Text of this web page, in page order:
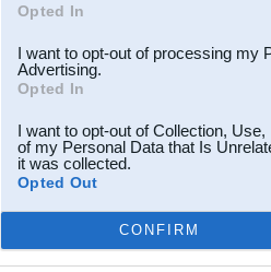
Opted In
I want to opt-out of processing my
Advertising.
Opted In
I want to opt-out of Collection,
of my Personal Data that Is
it was collected.
Opted Out
CONFIRM